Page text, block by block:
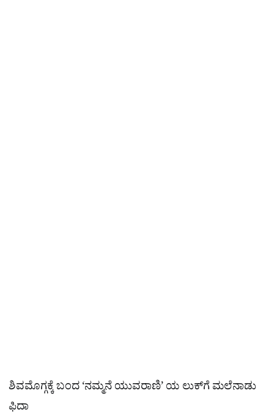
ಶಿವಮೊಗ್ಗಕ್ಕೆ ಬಂದ ‘ನಮ್ಮನೆ ಯುವರಾಣಿ’ ಯ ಲುಕ್​ಗೆ ಮಲೆನಾಡು
ಫಿದಾ